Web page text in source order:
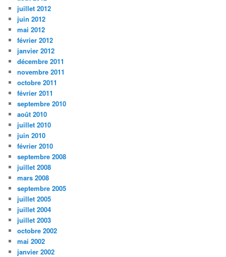
juillet 2012
juin 2012
mai 2012
février 2012
janvier 2012
décembre 2011
novembre 2011
octobre 2011
février 2011
septembre 2010
août 2010
juillet 2010
juin 2010
février 2010
septembre 2008
juillet 2008
mars 2008
septembre 2005
juillet 2005
juillet 2004
juillet 2003
octobre 2002
mai 2002
janvier 2002